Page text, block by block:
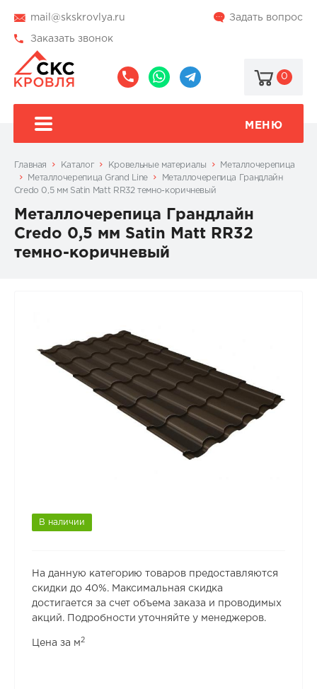
mail@skskrovlya.ru Задать вопрос
Заказать звонок
0
МЕНЮ
Главная Каталог Кровельные материалы
Металлочерепица
Металлочерепица Grand Line
Металлочерепица Грандлайн
Credo 0,5 мм Satin Matt RR32 темно-коричневый
Металлочерепица Грандлайн
Credo 0,5 мм Satin Matt RR32
темно-коричневый
В наличии
На данную категорию товаров предоставляются
скидки до 40%. Максимальная скидка
достигается за счет объема заказа и проводимых
акций. Подробности уточняйте у менеджеров.
Цена за м 2